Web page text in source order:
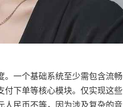
。一个基础系统至少需包含流畅
付下单等核心模块。仅实现这些
人民币不等，因为涉及复杂的音